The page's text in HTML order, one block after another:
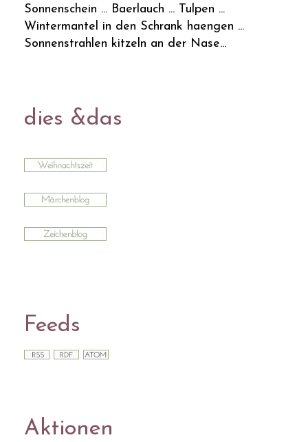
Sonnenschein ... Baerlauch ... Tulpen ...
Wintermantel in den Schrank haengen ...
Sonnenstrahlen kitzeln an der Nase...
dies &das
Feeds
Aktionen